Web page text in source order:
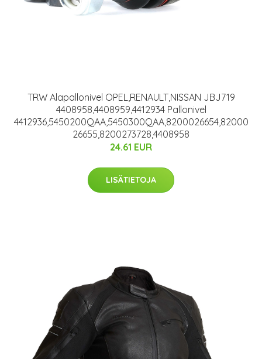
TRW Alapallonivel OPEL,RENAULT,NISSAN JBJ719
4408958,4408959,4412934 Pallonivel
4412936,5450200QAA,5450300QAA,8200026654,82000
26655,8200273728,4408958
24.61 EUR
LISÄTIETOJA